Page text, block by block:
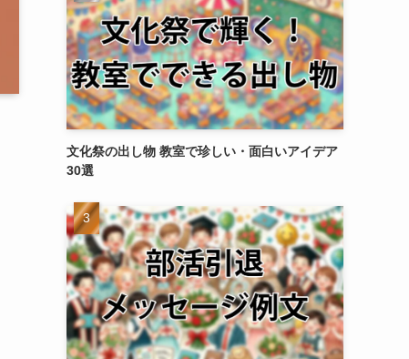
文化祭の出し物 教室で珍しい・面白いアイデア
30選